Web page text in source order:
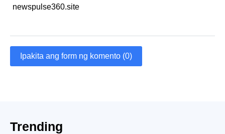
newspulse360.site
Ipakita ang form ng komento (0)
Trending